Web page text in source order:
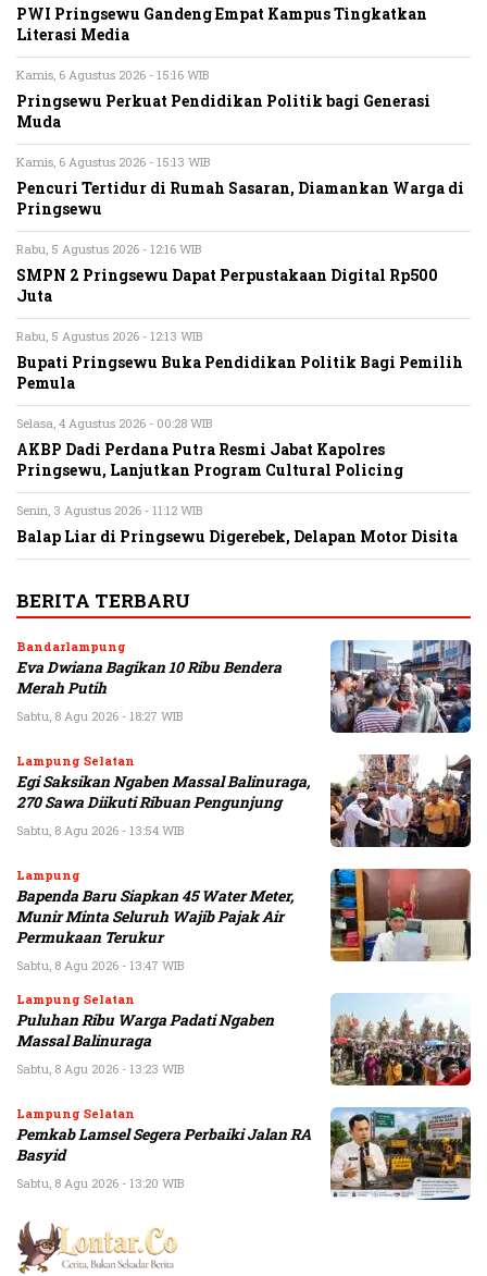
PWI Pringsewu Gandeng Empat Kampus Tingkatkan
Literasi Media
Kamis, 6 Agustus 2026 - 15:16 WIB
Pringsewu Perkuat Pendidikan Politik bagi Generasi
Muda
Kamis, 6 Agustus 2026 - 15:13 WIB
Pencuri Tertidur di Rumah Sasaran, Diamankan Warga di
Pringsewu
Rabu, 5 Agustus 2026 - 12:16 WIB
SMPN 2 Pringsewu Dapat Perpustakaan Digital Rp500
Juta
Rabu, 5 Agustus 2026 - 12:13 WIB
Bupati Pringsewu Buka Pendidikan Politik Bagi Pemilih
Pemula
Selasa, 4 Agustus 2026 - 00:28 WIB
AKBP Dadi Perdana Putra Resmi Jabat Kapolres
Pringsewu, Lanjutkan Program Cultural Policing
Senin, 3 Agustus 2026 - 11:12 WIB
Balap Liar di Pringsewu Digerebek, Delapan Motor Disita
BERITA TERBARU
Bandarlampung
Eva Dwiana Bagikan 10 Ribu Bendera
Merah Putih
Sabtu, 8 Agu 2026 - 18:27 WIB
Lampung Selatan
Egi Saksikan Ngaben Massal Balinuraga,
270 Sawa Diikuti Ribuan Pengunjung
Sabtu, 8 Agu 2026 - 13:54 WIB
Lampung
Bapenda Baru Siapkan 45 Water Meter,
Munir Minta Seluruh Wajib Pajak Air
Permukaan Terukur
Sabtu, 8 Agu 2026 - 13:47 WIB
Lampung Selatan
Puluhan Ribu Warga Padati Ngaben
Massal Balinuraga
Sabtu, 8 Agu 2026 - 13:23 WIB
Lampung Selatan
Pemkab Lamsel Segera Perbaiki Jalan RA
Basyid
Sabtu, 8 Agu 2026 - 13:20 WIB